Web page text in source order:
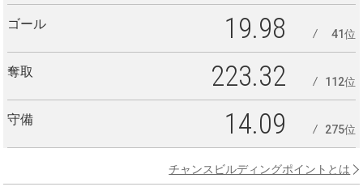
ゴール 19.98 41位
奪取 223.32 112位
守備 14.09 275位
チャンスビルディングポイントとは